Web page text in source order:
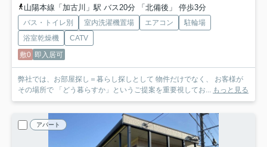
山陽本線「加古川」駅 バス20分 「北備後」 停歩3分
バス・トイレ別 室内洗濯機置場 エアコン
駐輪場
浴室乾燥機
CATV
敷0 即入居可
弊社では、お部屋探し＝暮らし探しとして 物件だけでなく、 お客様が
その場所で 「どう暮らすか」というご提案を重要視してお... もっと見る
アパート